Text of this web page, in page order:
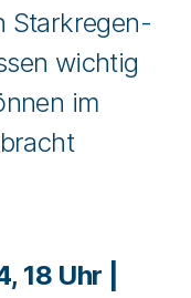
Starkregen-
wichtig
im
18 Uhr |